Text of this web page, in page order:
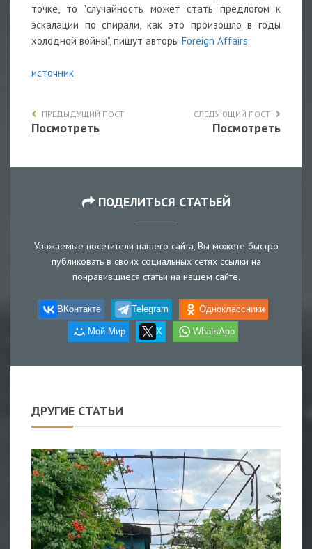
точке, то "случайность может стать предлогом к
эскалации по спирали, как это произошло в годы
холодной войны", пишут авторы Foreign Affairs.
источник
ПРЕДЫДУЩИЙ ПОСТ
Посмотреть
СЛЕДУЮЩИЙ ПОСТ
Посмотреть
ПОДЕЛИТЬСЯ СТАТЬЕЙ
Уважаемые посетители нашего сайта, Вы можете быстро
публиковать в своих социальных сетях ссылки на
понравившиеся статьи на нашем сайте.
ВКонтакте Telegram Одноклассники
Мой Мир X WhatsApp
ДРУГИЕ СТАТЬИ